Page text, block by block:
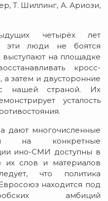
Т. Шиллинг, А. Ариози,
четырёх лет
эти люди не боятся
выступают на площадке
кросс-
а затем и двусторонние
нашей страной. Их
усталость
дают многочисленные
на конкретные
ино-СМИ доступны в
их слов и материалов
что политика
находится под
амбиций